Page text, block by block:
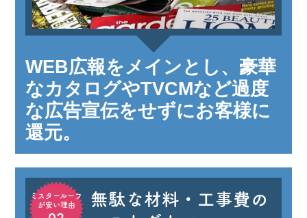
WEB広報をメインとし、豪華
なカタログやTVCMなど過度
な広告宣伝をせずにお客様に
還元。
ミスタールーフ
が安い理由
無駄な材料・工事費の